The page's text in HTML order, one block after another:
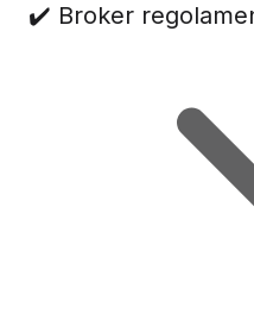
✔️ Broker